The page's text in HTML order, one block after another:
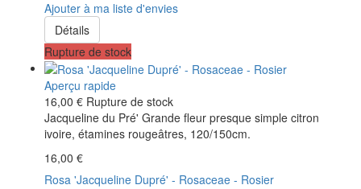
Ajouter à ma liste d'envies
Détails
Rupture de stock
Aperçu rapide
16,00 € Rupture de stock
Jacqueline du Pré' Grande fleur presque simple citron
ivoire, étamines rougeâtres, 120/150cm.
16,00 €
Rosa 'Jacqueline Dupré' - Rosaceae - Rosier